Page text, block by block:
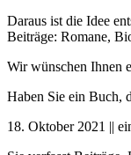
Daraus ist die Idee
Beiträge: Romane,
Wir wünschen Ihnen
Haben Sie ein Buch,
18. Oktober 2021 ||